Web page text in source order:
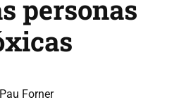
personas
Pau Forner